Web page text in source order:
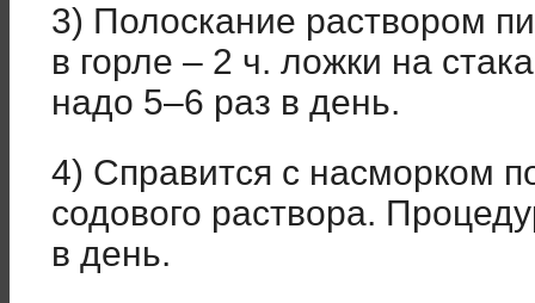
3) Полоскание раствором
в горле – 2 ч. ложки на
надо 5–6 раз в день.
4) Справится с насморком
содового раствора.
в день.